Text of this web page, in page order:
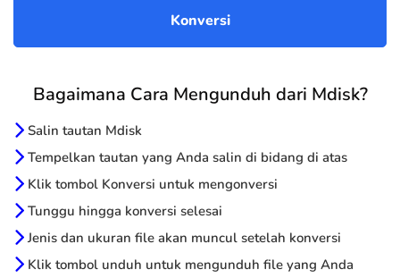
Bagaimana Cara Mengunduh dari Mdisk?
Salin tautan Mdisk
Tempelkan tautan yang Anda salin di bidang di atas
Klik tombol Konversi untuk mengonversi
Tunggu hingga konversi selesai
Jenis dan ukuran file akan muncul setelah konversi
Klik tombol unduh untuk mengunduh file yang Anda